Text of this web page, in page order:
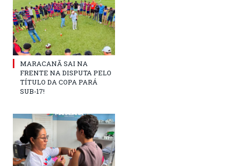
MARACANÃ SAI NA
FRENTE NA DISPUTA PELO
TÍTULO DA COPA PARÁ
SUB-17!